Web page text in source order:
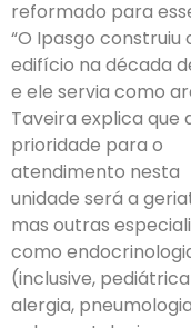
reformado para
“O Ipasgo construiu
edifício na década
e ele servia como
Taveira explica que
prioridade para o
atendimento nesta
unidade será a
mas outras
como
(inclusive,
alergia,